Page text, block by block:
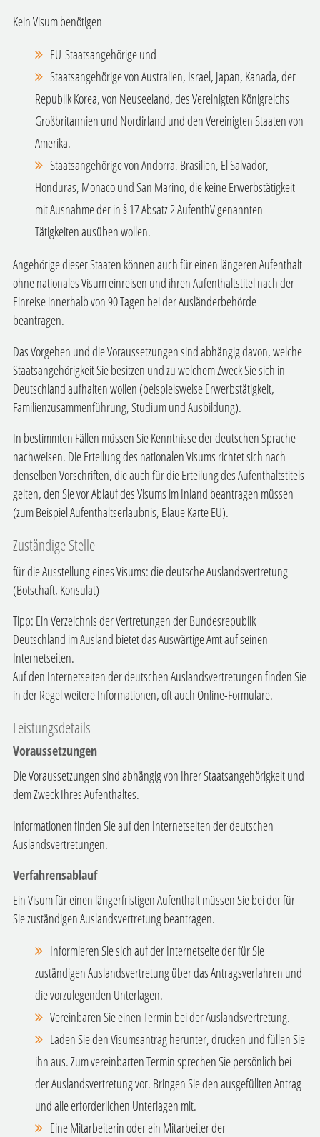
Kein Visum benötigen
EU-Staatsangehörige und
Staatsangehörige von Australien, Israel, Japan, Kanada, der
Republik Korea, von Neuseeland, des Vereinigten Königreichs
Großbritannien und Nordirland und den Vereinigten Staaten von
Amerika.
Staatsangehörige von Andorra, Brasilien, El Salvador,
Honduras, Monaco und San Marino, die keine Erwerbstätigkeit
mit Ausnahme der in § 17 Absatz 2 AufenthV genannten
Tätigkeiten ausüben wollen.
Angehörige dieser Staaten können auch für einen längeren Aufenthalt
ohne nationales Visum einreisen und ihren Aufenthaltstitel nach der
Einreise innerhalb von 90 Tagen bei der Ausländerbehörde
beantragen.
Das Vorgehen und die Voraussetzungen sind abhängig davon, welche
Staatsangehörigkeit Sie besitzen und zu welchem Zweck Sie sich in
Deutschland aufhalten wollen (beispielsweise Erwerbstätigkeit,
Familienzusammenführung, Studium und Ausbildung).
In bestimmten Fällen müssen Sie Kenntnisse der deutschen Sprache
nachweisen. Die Erteilung des nationalen Visums richtet sich nach
denselben Vorschriften, die auch für die Erteilung des Aufenthaltstitels
gelten, den Sie vor Ablauf des Visums im Inland beantragen müssen
(zum Beispiel Aufenthaltserlaubnis, Blaue Karte EU).
Zuständige Stelle
für die Ausstellung eines Visums: die deutsche Auslandsvertretung
(Botschaft, Konsulat)
Tipp: Ein Verzeichnis der Vertretungen der Bundesrepublik
Deutschland im Ausland bietet das Auswärtige Amt auf seinen
Internetseiten.
Auf den Internetseiten der deutschen Auslandsvertretungen finden Sie
in der Regel weitere Informationen, oft auch Online-Formulare.
Leistungsdetails
Voraussetzungen
Die Voraussetzungen sind abhängig von Ihrer Staatsangehörigkeit und
dem Zweck Ihres Aufenthaltes.
Informationen finden Sie auf den Internetseiten der deutschen
Auslandsvertretungen.
Verfahrensablauf
Ein Visum für einen längerfristigen Aufenthalt müssen Sie bei der für
Sie zuständigen Auslandsvertretung beantragen.
Informieren Sie sich auf der Internetseite der für Sie
zuständigen Auslandsvertretung über das Antragsverfahren und
die vorzulegenden Unterlagen.
Vereinbaren Sie einen Termin bei der Auslandsvertretung.
Laden Sie den Visumsantrag herunter, drucken und füllen Sie
ihn aus. Zum vereinbarten Termin sprechen Sie persönlich bei
der Auslandsvertretung vor. Bringen Sie den ausgefüllten Antrag
und alle erforderlichen Unterlagen mit.
Eine Mitarbeiterin oder ein Mitarbeiter der